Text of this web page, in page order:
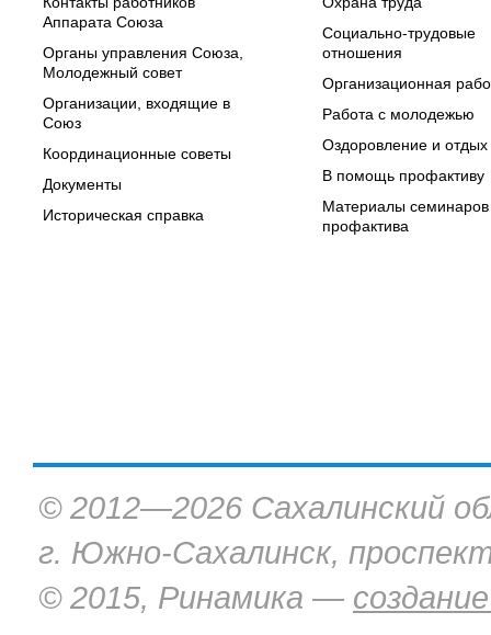
Аппарата Союза
Органы управления Союза,
Молодежный совет
Организации, входящие в
Союз
Координационные советы
Документы
Историческая справка
Социально-трудовые
отношения
Организационная
Работа с молодежью
Оздоровление и отдых
В помощь профактиву
Материалы
профактива
© 2012—2026 Сахалинский
г. Южно-Сахалинск,
© 2015, Ринамика —